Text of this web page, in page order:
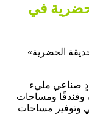
في
الحضرية»
صناعي مليء
وفندقًا ومساحات
وتوفير مساحات